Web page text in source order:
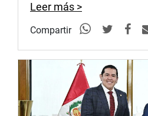
Leer más >
Compartir